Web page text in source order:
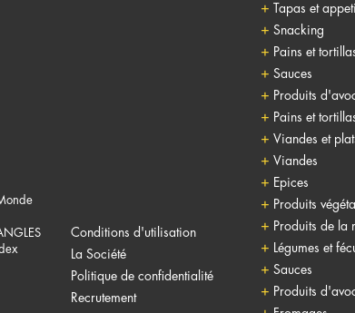
Conditions d'utilisation
La Société
Politique de confidentialité
Recrutement
Tapas et
Snacking
Pains et
Sauces
Produits
Pains et
Viandes et
Viandes
Epices
Produits
Produits de la
Légumes et
Sauces
Produits